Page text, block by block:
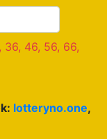
36, 46, 56, 66,
lotteryno.one,